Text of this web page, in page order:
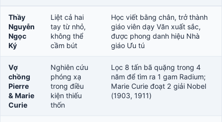
Thầy
Nguyễn
Ngọc
Ký
Liệt cả hai
tay từ nhỏ,
không thể
cầm bút
Học viết bằng chân, trở thành
giáo viên dạy Văn xuất sắc,
được phong danh hiệu Nhà
giáo Ưu tú
Vợ
chồng
Pierre
& Marie
Curie
Nghiên cứu
phóng xạ
trong điều
kiện thiếu
thốn
Lọc 8 tấn bã quặng trong 4
năm để tìm ra 1 gam Radium;
Marie Curie đoạt 2 giải Nobel
(1903, 1911)